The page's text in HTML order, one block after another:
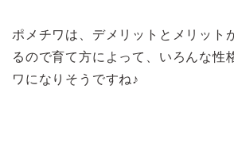
ポメチワは、デメリットとメリット
るので育て方によって、いろんな性
ワになりそうですね♪